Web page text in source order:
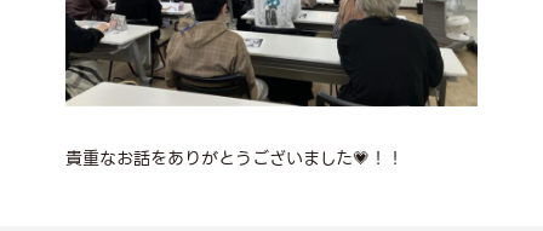
貴重なお話をありがとうございました💗！！